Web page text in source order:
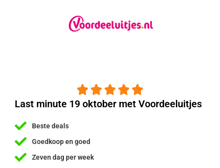
    
Last minute 19 oktober met Voordeeluitjes
Beste deals
Goedkoop en goed
Zeven dag per week